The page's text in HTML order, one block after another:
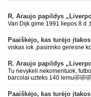
R. Araujo papildys
Van Dijk gime 1991 liepos 8 d
viskas iok ,pasirinko geresne
R. Araujo papildys
Tu nevykeli nekomentuok,
barcolai uzteks 140 lemu🤣🤣🤣